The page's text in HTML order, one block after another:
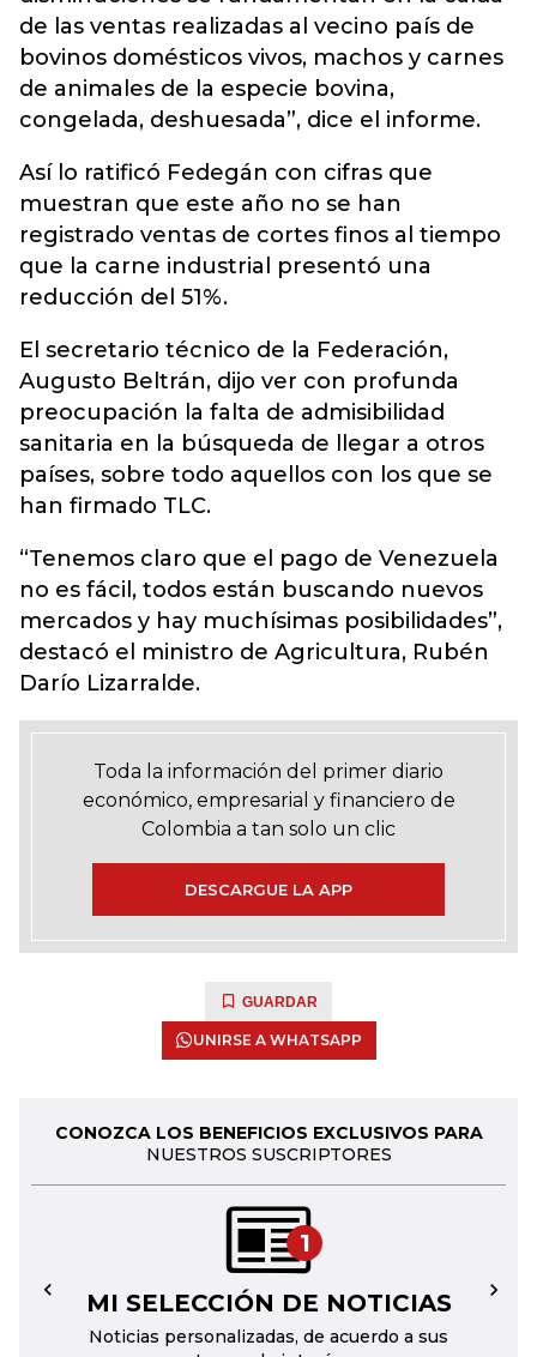
de las ventas realizadas al vecino país de
bovinos domésticos vivos, machos y carnes
de animales de la especie bovina,
congelada, deshuesada”, dice el informe.
Así lo ratificó Fedegán con cifras que
muestran que este año no se han
registrado ventas de cortes finos al tiempo
que la carne industrial presentó una
reducción del 51%.
El secretario técnico de la Federación,
Augusto Beltrán, dijo ver con profunda
preocupación la falta de admisibilidad
sanitaria en la búsqueda de llegar a otros
países, sobre todo aquellos con los que se
han firmado TLC.
“Tenemos claro que el pago de Venezuela
no es fácil, todos están buscando nuevos
mercados y hay muchísimas posibilidades”,
destacó el ministro de Agricultura, Rubén
Darío Lizarralde.
Toda la información del primer diario
económico, empresarial y financiero de
Colombia a tan solo un clic
DESCARGUE LA APP
GUARDAR
UNIRSE A WHATSAPP
CONOZCA LOS BENEFICIOS EXCLUSIVOS PARA
NUESTROS SUSCRIPTORES
1
MI SELECCIÓN DE NOTICIAS
Noticias personalizadas, de acuerdo a sus
← →